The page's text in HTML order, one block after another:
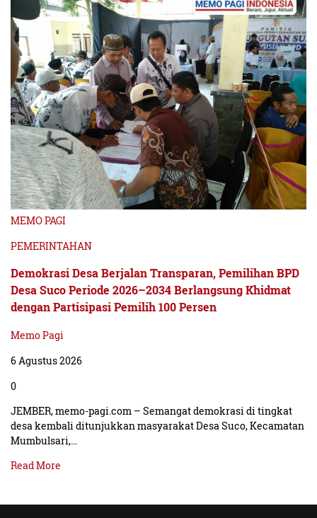
MEMO PAGI
PEMERINTAHAN
Demokrasi Desa Berjalan Transparan, Pemilihan BPD
Desa Suco Periode 2026–2034 Berlangsung Khidmat
dengan Partisipasi Pemilih 100 Persen
Memo Pagi
6 Agustus 2026
0
JEMBER, memo-pagi.com – Semangat demokrasi di tingkat
desa kembali ditunjukkan masyarakat Desa Suco, Kecamatan
Mumbulsari,…
Read More